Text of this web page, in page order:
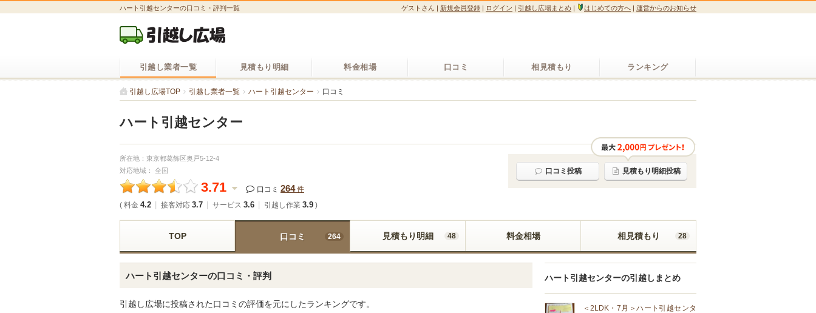
ハート引越センターの口コミ・評判一覧 ゲストさん | 新規会員登録 | ログイン | 引越し広場まとめ | はじめての方へ | 運営からのお知らせ
引越し業者一覧 見積もり明細 料金相場 口コミ 相見積もり ランキング
引越し広場TOP 引越し業者一覧 ハート引越センター 口コミ
ハート引越センター
所在地：東京都葛飾区奥戸5-12-4
対応地域： 全国
3.71 口コミ 264件
( 料金 4.2 接客対応 3.7 サービス 3.6 引越し作業 3.9 )
口コミ投稿 見積もり明細投稿
TOP 口コミ 264 見積もり明細 48 料金相場 相見積もり 28
ハート引越センターの口コミ・評判
引越し広場に投稿された口コミの評価を元にしたランキングです。
ハート引越センターの引越しまとめ
＜2LDK・7月＞ハート引越センタ